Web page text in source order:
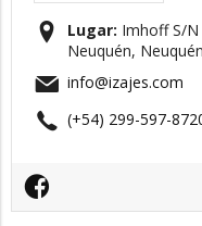
Lugar: Imhoff S/
Neuquén,
info@izajes.com
(+54) 299-597-